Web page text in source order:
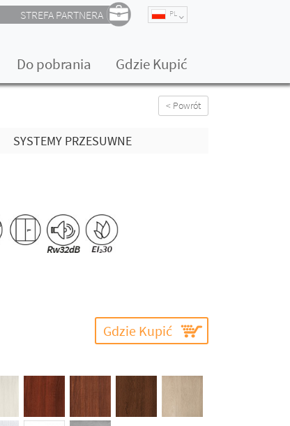
STREFA PARTNERA PL
Do pobrania Gdzie Kupić
< Powrót
SYSTEMY PRZESUWNE
Gdzie Kupić